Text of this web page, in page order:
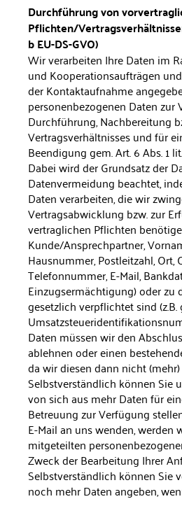
Durchführung von
Pflichten/
b EU-DS-GVO)
Wir verarbeiten Ihre Daten im
und Koopera­tionsaufträgen
der Kontaktaufnahme
personenbezogenen Daten zur
Durchfüh­rung, Nachbereitung
Vertragsverhältnisses und für
Beendigung gem. Art. 6 Abs. 1
Dabei wird der Grundsatz der
Daten­vermeidung beachtet,
Daten verarbeiten, die wir
Vertragsabwicklung bzw. zur
vertraglichen Pflichten
Kunde/Ansprechpart­ner,
Hausnummer, Postleitzahl, Ort,
Telefonnummer, E-Mail,
Einzugsermächtigung) oder zu
gesetzlich verpflichtet sind
Daten müssen wir den
ablehnen oder einen
da wir diesen dann nicht
Selbstverständlich können Sie
von sich aus mehr Daten für
Betreuung zur Verfügung
E-Mail an uns wenden, werden
mitgeteilten
Zweck der Bearbeitung Ihrer
Selbstverständlich können Sie
noch mehr Daten angeben,